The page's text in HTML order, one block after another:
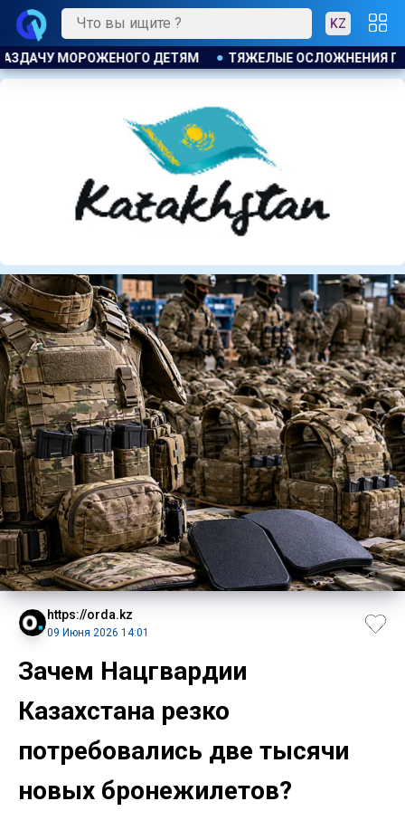
KZ
ПОСЛЕ ЛИПОСАКЦИИ ПРИВЕЛИ К ГРОМКОМУ
https://orda.kz
09 Июня 2026 14:01
Зачем Нацгвардии
Казахстана резко
потребовались две тысячи
новых бронежилетов?